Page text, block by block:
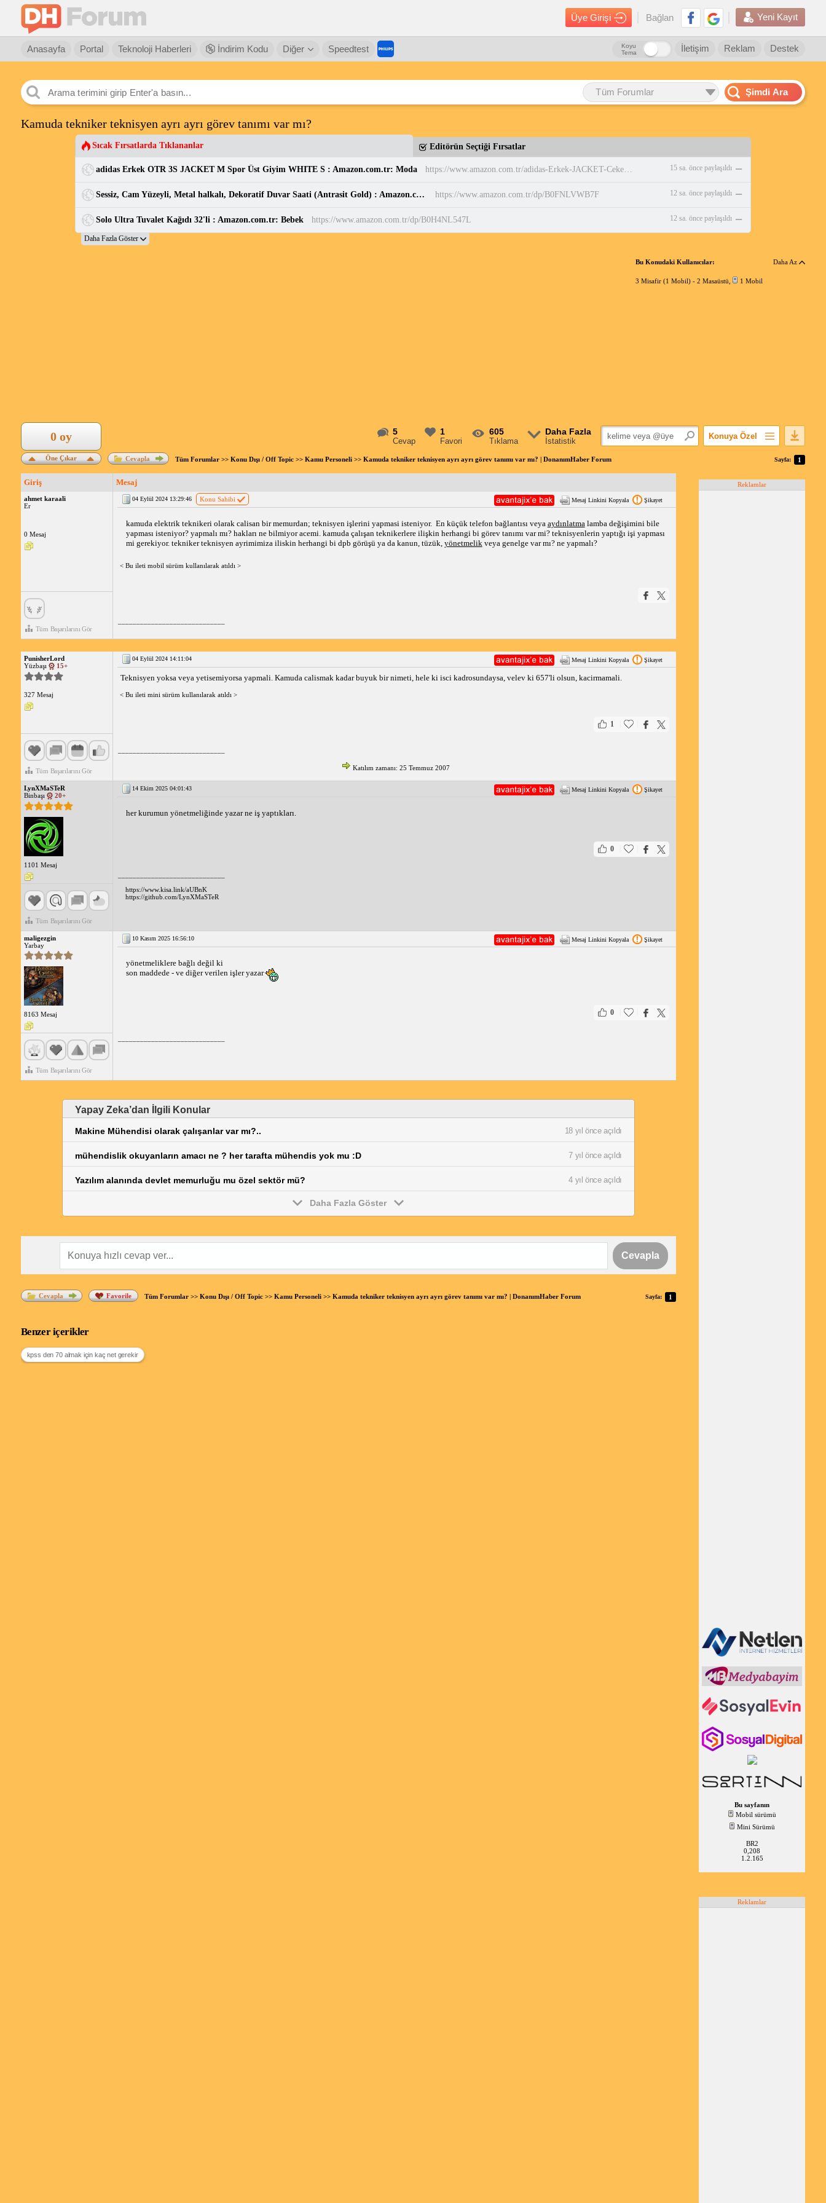
Üye Girişi Bağlan Yeni Kayıt
Anasayfa Portal Teknoloji Haberleri İndirim Kodu Diğer Speedtest Destek
Reklam
İletişim
Koyu
Tema
Tüm Forumlar Şimdi Ara
Kamuda tekniker teknisyen ayrı ayrı görev tanımı var mı?
Sıcak Fırsatlarda Tıklananlar Editörün Seçtiği Fırsatlar
adidas Erkek OTR 3S JACKET M Spor Üst Giyim WHITE S : Amazon.com.tr: Moda https://www.amazon.com.tr/adidas-Erkek-JACKET-Ceket-WHITE/dp/B0DPBMQX1P 15 sa. önce paylaşıldı
Sessiz, Cam Yüzeyli, Metal halkalı, Dekoratif Duvar Saati (Antrasit Gold) : Amazon.com.tr: Ev ve Yaşam https://www.amazon.com.tr/dp/B0FNLVWB7F 12 sa. önce paylaşıldı
Solo Ultra Tuvalet Kağıdı 32'li : Amazon.com.tr: Bebek https://www.amazon.com.tr/dp/B0H4NL547L 12 sa. önce paylaşıldı
Bu Konudaki Kullanıcılar: Daha Az
3 Misafir (1 Mobil) - 2 Masaüstü 1 Mobil
5
Cevap
1
Favori
605
Tıklama
Daha Fazla
İstatistik
Konuya Özel
Popüler Mesajlar
Öne Çıkar
0 oy
Cevapla Tüm Forumlar>> Konu Dışı / Off Topic>> Kamu Personeli>> Kamuda tekniker teknisyen ayrı ayrı görev tanımı var mı? | DonanımHaber Forum Sayfa: 1
Giriş Mesaj
ahmet karaali
Er
0 Mesaj
Tüm Başarılarını Gör
04 Eylül 2024 13:29:46 Konu Sahibi Mesaj Linkini Kopyala Şikayet
kamuda elektrik teknikeri olarak calisan bir memurdan; teknisyen işlerini yapmasi isteniyor.  En küçük telefon bağlantısı veya aydınlatma lamba değişimini bile
yapması isteniyor? yapmalı mı? hakları ne bilmiyor acemi. kamuda çalışan teknikerlere ilişkin herhangi bi görev tanımı var mi? teknisyenlerin yaptığı işi yapması
mi gerekiyor. tekniker teknisyen ayrimimiza iliskin herhangi bi dpb görüşü ya da kanun, tüzük, yönetmelik veya genelge var mı? ne yapmalı?
< Bu ileti mobil sürüm kullanılarak atıldı >
PunisherLord
Yüzbaşı
15+
327 Mesaj
Tüm Başarılarını Gör
04 Eylül 2024 14:11:04 Mesaj Linkini Kopyala Şikayet
Teknisyen yoksa veya yetisemiyorsa yapmali. Kamuda calismak kadar buyuk bir nimeti, hele ki isci kadrosundaysa, velev ki 657'li olsun, kacirmamali.
< Bu ileti mini sürüm kullanılarak atıldı >
1
Katılım zamanı: 25 Temmuz 2007
LynXMaSTeR
Binbaşı
20+
1101 Mesaj
Tüm Başarılarını Gör
14 Ekim 2025 04:01:43 Mesaj Linkini Kopyala Şikayet
her kurumun yönetmeliğinde yazar ne iş yaptıkları.
0
https://www.kisa.link/aUBnK
https://github.com/LynXMaSTeR
maligezgin
Yarbay
8163 Mesaj
Tüm Başarılarını Gör
10 Kasım 2025 16:56:10 Mesaj Linkini Kopyala Şikayet
yönetmeliklere bağlı değil ki
son maddede - ve diğer verilen işler yazar
0
Yapay Zeka’dan İlgili Konular
Makine Mühendisi olarak çalışanlar var mı?.. 18 yıl önce açıldı
mühendislik okuyanların amacı ne ? her tarafta mühendis yok mu :D 7 yıl önce açıldı
Yazılım alanında devlet memurluğu mu özel sektör mü? 4 yıl önce açıldı
Daha Fazla Göster
Cevapla
Sayfa: 1
Cevapla Favorile Tüm Forumlar>> Konu Dışı / Off Topic>> Kamu Personeli>> Kamuda tekniker teknisyen ayrı ayrı görev tanımı var mı? | DonanımHaber Forum
Benzer içerikler
kpss den 70 almak için kaç net gerekir
Reklamlar
Bu sayfanın
Mobil sürümü
Mini Sürümü
BR2
0,208
1.2.165
Reklamlar